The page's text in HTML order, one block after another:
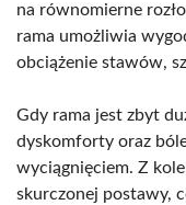
na równomierne
rama umożliwia
obciążenie stawów,
Gdy rama jest zbyt
dyskomforty oraz
wyciągnięciem. Z
skurczonej postawy,